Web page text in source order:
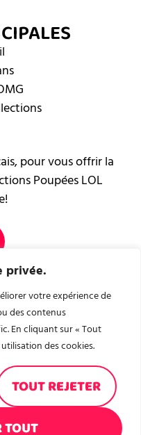
privée.
votre expérience de
des contenus
En cliquant sur « Tout
des cookies.
TOUT REJETER
TOUT
pour vous offrir la
Poupées LOL
! recettes-en-
- TOUS DROITS RÉSERVÉS